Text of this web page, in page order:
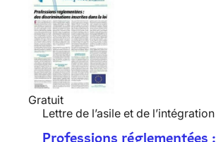
Gratuit
Lettre de l’asile et de l’intégration
Professions réglementées :